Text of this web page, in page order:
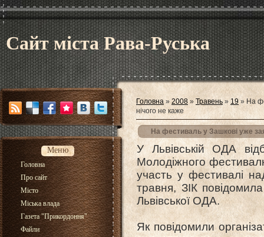
Сайт міста Рава-Руська
Меню
Головна
Про сайт
Місто
Міська влада
Газета "Прикордоння"
Файли
Головна » 2008 » Травень » 19 » На
нічого не каже
На фестиваль у Зашкові уже
У Львівській ОДА
Молодіжного
участь у фестивалі
травня, ЗІК
Львівської ОДА.
Як повідомили